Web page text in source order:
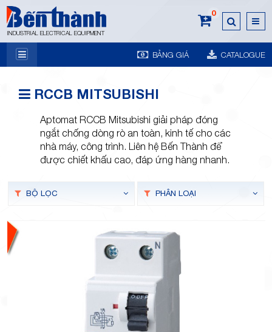
INDUSTRIAL ELECTRICAL EQUIPMENT
0
BẢNG GIÁ CATALOGUE
7A
Trương
Minh
RCCB MITSUBISHI
Aptomat RCCB Mitsubishi giải pháp đóng
ngắt chống dòng rò an toàn, kinh tế cho các
nhà máy, công trình. Liên hệ Bến Thành để
được chiết khấu cao, đáp ứng hàng nhanh.
BỘ LỌC PHÂN LOẠI